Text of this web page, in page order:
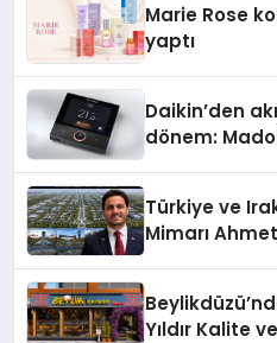
Marie Rose
yaptı
Daikin’den
dönem:
Türkiye ve
Mimarı
Hayata
Yıldır Kalite